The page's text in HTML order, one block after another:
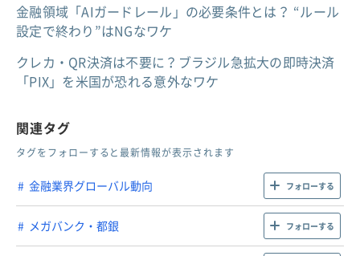
金融領域「AIガードレール」の必要条件とは？ “ルール
設定で終わり”はNGなワケ
クレカ・QR決済は不要に？ブラジル急拡大の即時決済
「PIX」を米国が恐れる意外なワケ
関連タグ
タグをフォローすると最新情報が表示されます
金融業界グローバル動向 フォローする
メガバンク・都銀 フォローする